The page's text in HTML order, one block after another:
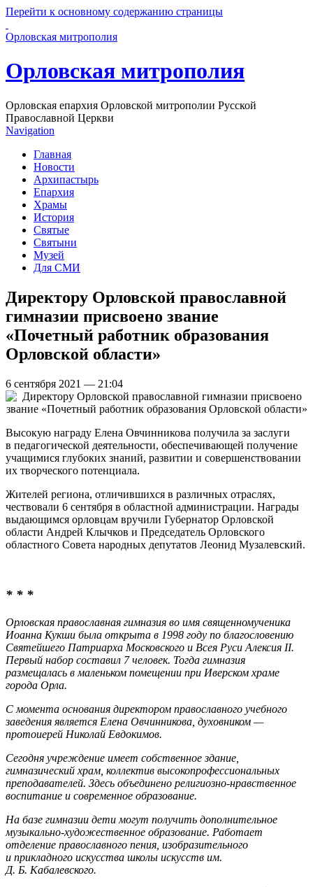
Перейти к основному содержанию страницы
Орловская митрополия
Орловская митрополия
Орловская епархия Орловской митрополии Русской
Православной Церкви
Navigation
Главная
Новости
Архипастырь
Епархия
Храмы
История
Святые
Святыни
Музей
Для СМИ
Директору Орловской православной
гимназии присвоено звание
«Почетный работник образования
Орловской области»
6 сентября 2021 — 21:04
Высокую награду Елена Овчинникова получила за заслуги
в педагогической деятельности, обеспечивающей получение
учащимися глубоких знаний, развитии и совершенствовании
их творческого потенциала.
Жителей региона, отличившихся в различных отраслях,
чествовали 6 сентября в областной администрации. Награды
выдающимся орловцам вручили Губернатор Орловской
области Андрей Клычков и Председатель Орловского
областного Совета народных депутатов Леонид Музалевский.
* * *
Орловская православная гимназия во имя священномученика
Иоанна Кукши была открыта в 1998 году по благословению
Святейшего Патриарха Московского и Всея Руси Алексия II.
Первый набор составил 7 человек. Тогда гимназия
размещалась в маленьком помещении при Иверском храме
города Орла.
С момента основания директором православного учебного
заведения является Елена Овчинникова, духовником —
протоиерей Николай Евдокимов.
Сегодня учреждение имеет собственное здание,
гимназический храм, коллектив высокопрофессиональных
преподавателей. Здесь объединено религиозно-нравственное
воспитание и современное образование.
На базе гимназии дети могут получить дополнительное
музыкально-художественное образование. Работает
отделение православного пения, изобразительного
и прикладного искусства школы искусств им.
Д. Б. Кабалевского.